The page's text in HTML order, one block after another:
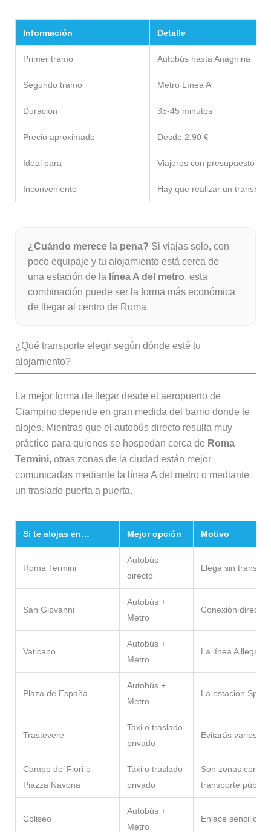
Información Detalle
Primer tramo Autobús hasta Anagnina
Segundo tramo Metro Línea A
Duración 35-45 minutos
Precio aproximado Desde 2,90 €
Ideal para Viajeros con presupuesto
Inconveniente Hay que realizar un
¿Cuándo merece la pena? Si viajas solo, con
poco equipaje y tu alojamiento está cerca de
una estación de la línea A del metro, esta
combinación puede ser la forma más económica
de llegar al centro de Roma.
¿Qué transporte elegir según dónde esté tu
alojamiento?
La mejor forma de llegar desde el aeropuerto de
Ciampino depende en gran medida del barrio donde te
alojes. Mientras que el autobús directo resulta muy
práctico para quienes se hospedan cerca de Roma
Termini, otras zonas de la ciudad están mejor
comunicadas mediante la línea A del metro o mediante
un traslado puerta a puerta.
Si te alojas en… Mejor opción Motivo
Roma Termini
Autobús
directo
Llega sin
San Giovanni
Autobús +
Metro
Conexión directa
Vaticano
Autobús +
Metro
La línea A llega
Plaza de España
Autobús +
Metro
La estación
Trastevere
Taxi o traslado
privado
Evitarás varios
Campo de’ Fiori o
Piazza Navona
Taxi o traslado
privado
Son zonas con
transporte
Coliseo
Autobús +
Metro
Enlace sencillo